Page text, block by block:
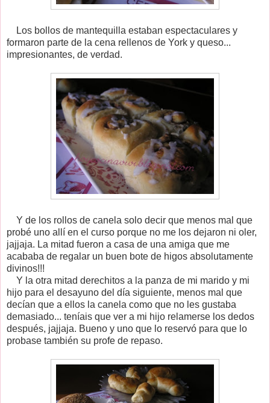
Los bollos de mantequilla estaban espectaculares y
formaron parte de la cena rellenos de York y queso...
impresionantes, de verdad.
Y de los rollos de canela solo decir que menos mal que
probé uno allí en el curso porque no me los dejaron ni oler,
jajjaja. La mitad fueron a casa de una amiga que me
acababa de regalar un buen bote de higos absolutamente
divinos!!!
Y la otra mitad derechitos a la panza de mi marido y mi
hijo para el desayuno del día siguiente, menos mal que
decían que a ellos la canela como que no les gustaba
demasiado... teníais que ver a mi hijo relamerse los dedos
después, jajjaja. Bueno y uno que lo reservó para que lo
probase también su profe de repaso.